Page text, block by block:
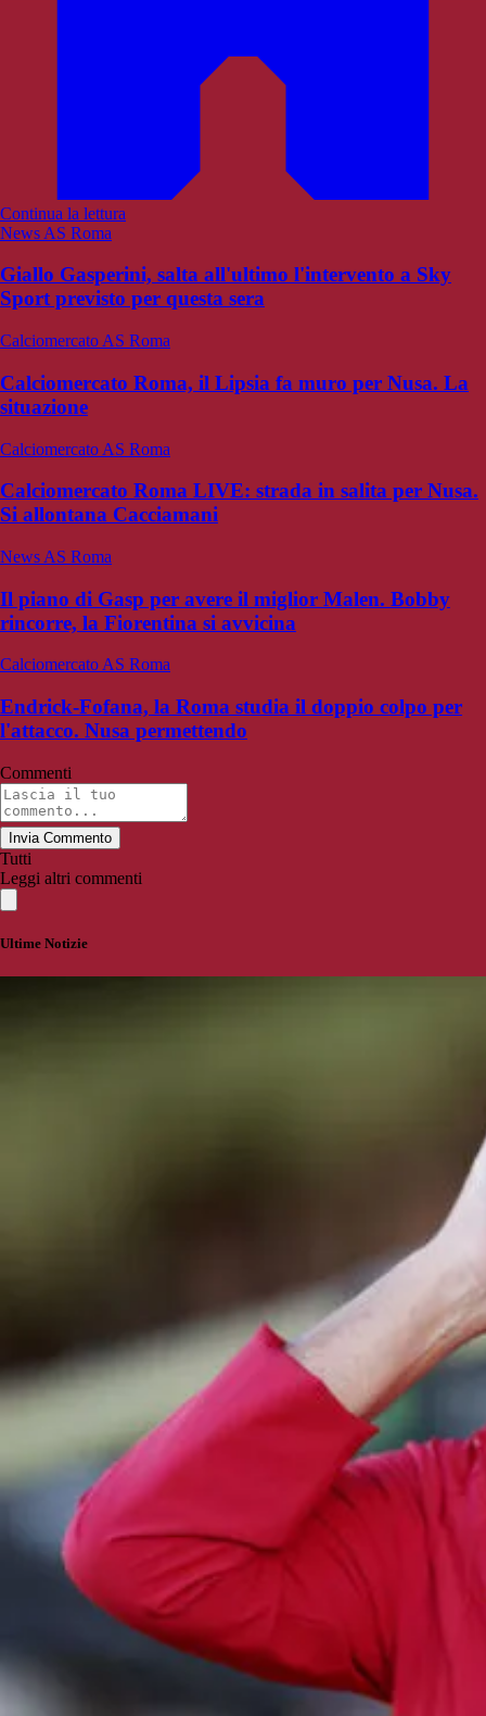
Continua la lettura
News AS Roma
Giallo Gasperini, salta all'ultimo l'intervento a Sky
Sport previsto per questa sera
Calciomercato AS Roma
Calciomercato Roma, il Lipsia fa muro per Nusa. La
situazione
Calciomercato AS Roma
Calciomercato Roma LIVE: strada in salita per Nusa.
Si allontana Cacciamani
News AS Roma
Il piano di Gasp per avere il miglior Malen. Bobby
rincorre, la Fiorentina si avvicina
Calciomercato AS Roma
Endrick-Fofana, la Roma studia il doppio colpo per
l'attacco. Nusa permettendo
Commenti
Invia Commento
Tutti
Leggi altri commenti
Ultime Notizie